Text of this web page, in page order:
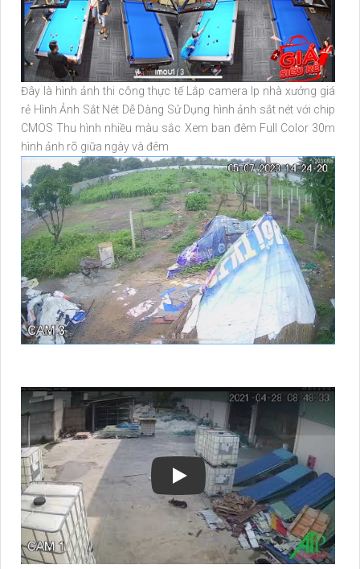
Đây là hình ảnh thi công thực tế Lắp camera Ip nhà xưởng giá
rẻ Hình Ảnh Sắt Nét Dễ Dàng Sử Dụng hình ảnh sắt nét với chip
CMOS Thu hình nhiều màu sắc Xem ban đêm Full Color 30m
hình ảnh rõ giữa ngày và đêm